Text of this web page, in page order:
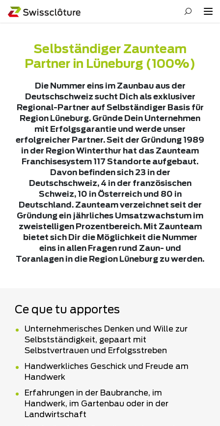
Selbständiger Zaunteam
Partner in Lüneburg (100%)
Die Nummer eins im Zaunbau aus der
Deutschschweiz sucht Dich als exklusiver
Regional-Partner auf Selbständiger Basis für
Region Lüneburg. Gründe Dein Unternehmen
mit Erfolgsgarantie und werde unser
erfolgreicher Partner. Seit der Gründung 1989
in der Region Winterthur hat das Zaunteam
Franchisesystem 117 Standorte aufgebaut.
Davon befinden sich 23 in der
Deutschschweiz, 4 in der französischen
Schweiz, 10 in Österreich und 80 in
Deutschland. Zaunteam verzeichnet seit der
Gründung ein jährliches Umsatzwachstum im
zweistelligen Prozentbereich. Mit Zaunteam
bietet sich Dir die Möglichkeit die Nummer
eins in allen Fragen rund Zaun- und
Toranlagen in die Region Lüneburg zu werden.
Ce que tu apportes
Unternehmerisches Denken und Wille zur
Selbstständigkeit, gepaart mit
Selbstvertrauen und Erfolgsstreben
Handwerkliches Geschick und Freude am
Handwerk
Erfahrungen in der Baubranche, im
Handwerk, im Gartenbau oder in der
Landwirtschaft